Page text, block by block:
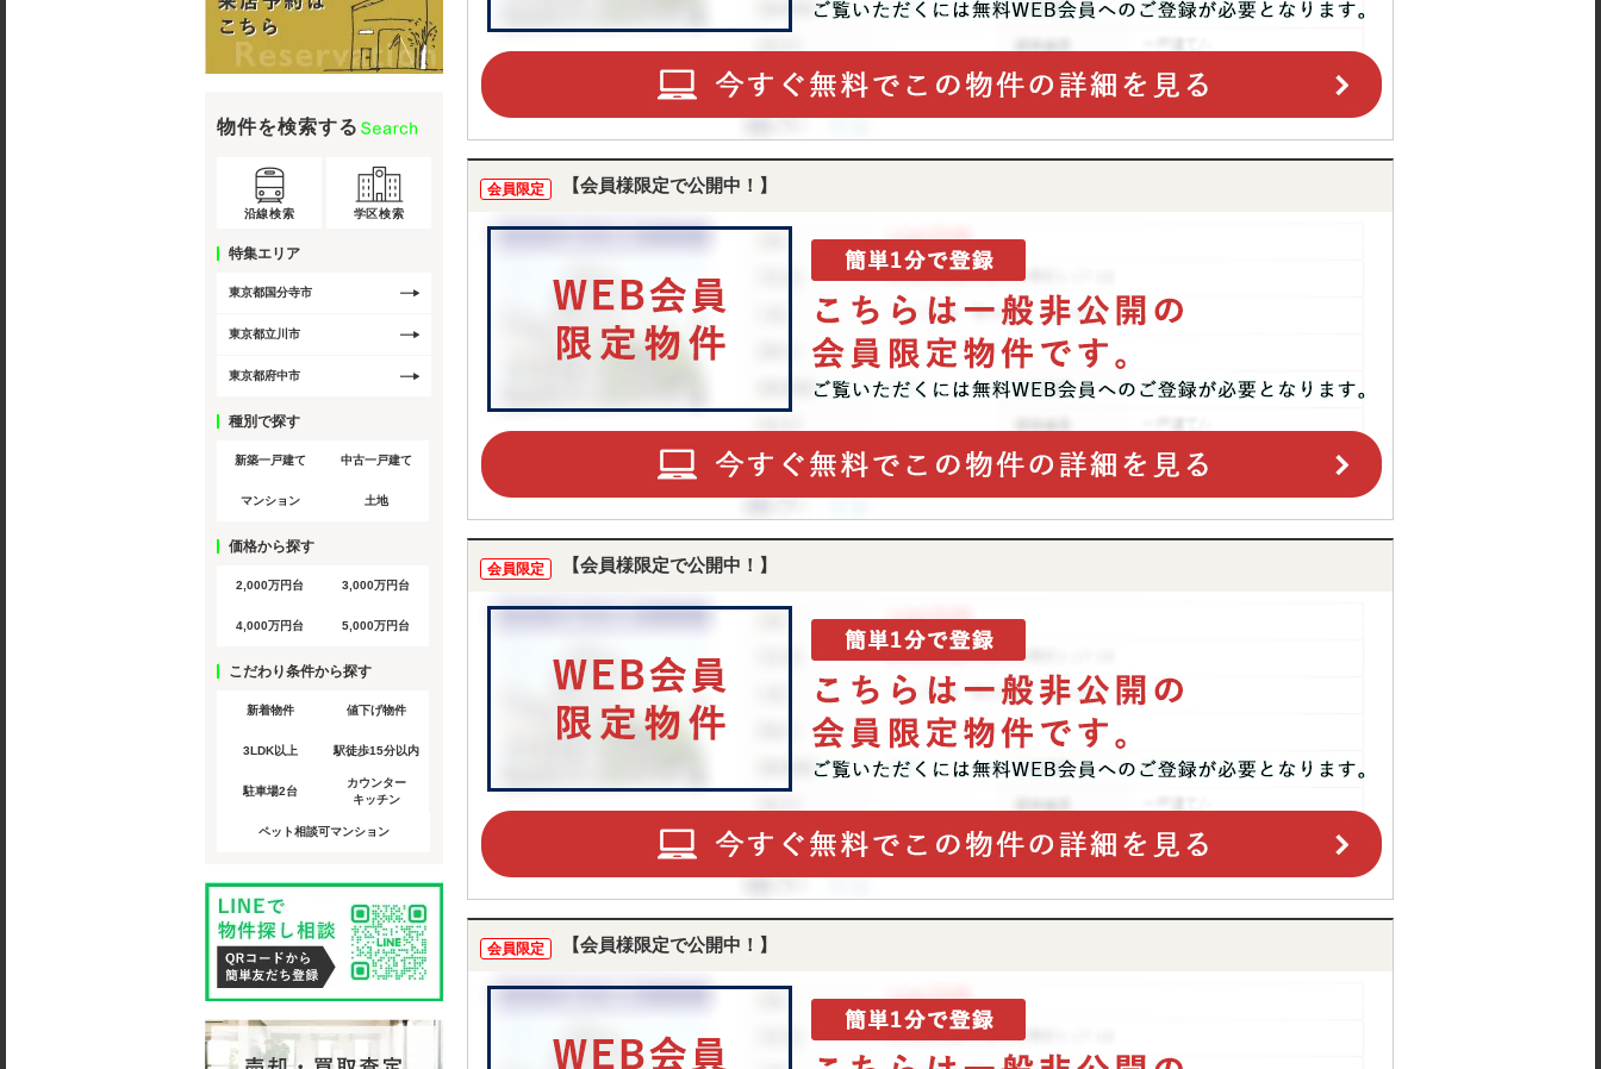
会員限定 【会員様限定で公開中！】
会員限定 【会員様限定で公開中！】
会員限定 【会員様限定で公開中！】
物件を検索する
沿線検索 学区検索
特集エリア
東京都国分寺市
東京都立川市
東京都府中市
種別で探す
新築一戸建て 中古一戸建て
マンション 土地
価格から探す
2,000万円台 3,000万円台
4,000万円台 5,000万円台
こだわり条件から探す
新着物件 値下げ物件
3LDK以上 駅徒歩15分以内
駐車場2台
カウンター
キッチン
ペット相談可マンション